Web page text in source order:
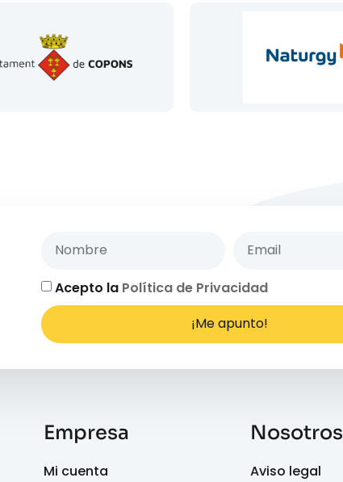
Acepto la Política de Privacidad
¡Me apunto!
Empresa
Mi cuenta
Nosotros
Aviso legal